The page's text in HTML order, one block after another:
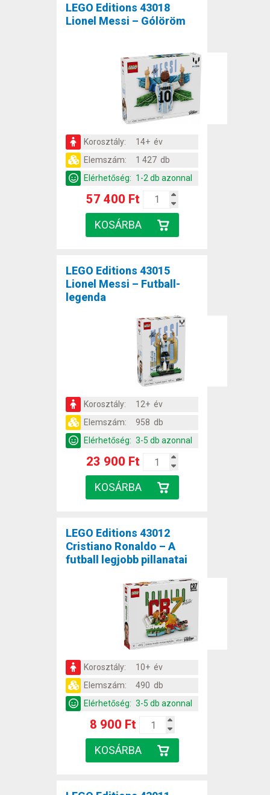
LEGO Editions 43018
Lionel Messi – Gólöröm
Korosztály:
14+ év
Elemszám:
1 427 db
Elérhetőség: 1-2 db azonnal
57 400 Ft
LEGO Editions 43015
Lionel Messi – Futball-
legenda
Korosztály:
12+ év
Elemszám:
958 db
Elérhetőség: 3-5 db azonnal
23 900 Ft
LEGO Editions 43012
Cristiano Ronaldo – A
futball legjobb pillanatai
Korosztály:
10+ év
Elemszám:
490 db
Elérhetőség: 3-5 db azonnal
8 900 Ft